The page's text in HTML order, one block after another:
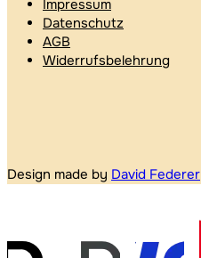
Impressum
Datenschutz
AGB
Widerrufsbelehrung
Design made by David Federer